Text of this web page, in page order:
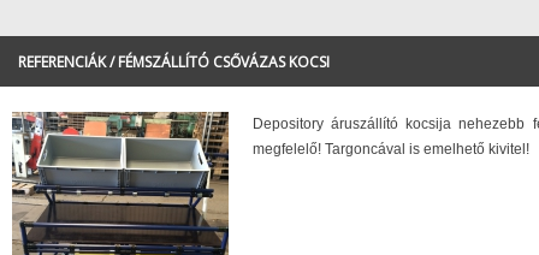
REFERENCIÁK / FÉMSZÁLLÍTÓ CSŐVÁZAS KOCSI
Depository áruszállító kocsija nehezebb
megfelelő! Targoncával is emelhető kivitel!